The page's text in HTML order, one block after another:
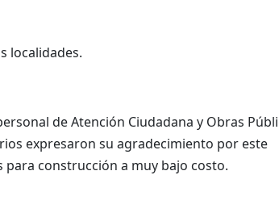
localidades.
de Atención Ciudadana y Obras
expresaron su agradecimiento por este
para construcción a muy bajo costo.